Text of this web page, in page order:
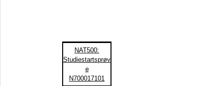
NAT500:
Studiestartsprøv
e
N700017101